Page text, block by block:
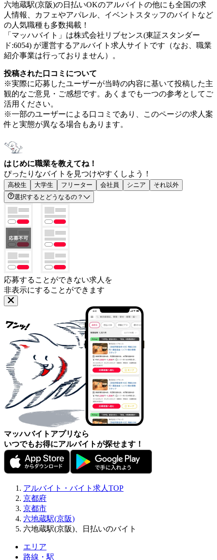
六地蔵駅(京阪)の日払いOKのアルバイトの他にも全国の求
人情報、カフェやアパレル、イベントスタッフのバイトなど
の人気職種も多数掲載！
「マッハバイト」は株式会社リブセンス(東証スタンダー
ド:6054) が運営するアルバイト求人サイトです（なお、職業
紹介事業は行っておりません）。
投稿された口コミについて
※実際に応募したユーザーが当時の内容に基いて投稿した主
観的なご意見・ご感想です。あくまでも一つの参考としてご
活用ください。
※一部のユーザーによる口コミであり、このページの求人案
件と実態が異なる場合もあります。
はじめに職業を教えてね！
ぴったりなバイトを見つけやすくしよう！
高校生 大学生 フリーター 会社員 シニア
それ以外
選択するとどうなるの？
応募することができない求人を
非表示にすることができます
マッハバイトアプリなら
いつでもお得にアルバイトが探せます！
アルバイト・バイト求人TOP
京都府
京都市
六地蔵駅(京阪)
六地蔵駅(京阪)、日払いのバイト
エリア
路線・駅